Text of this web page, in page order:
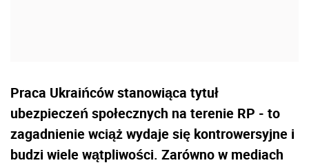
Praca Ukraińców stanowiąca tytuł
ubezpieczeń społecznych na terenie RP - to
zagadnienie wciąż wydaje się kontrowersyjne i
budzi wiele wątpliwości. Zarówno w mediach